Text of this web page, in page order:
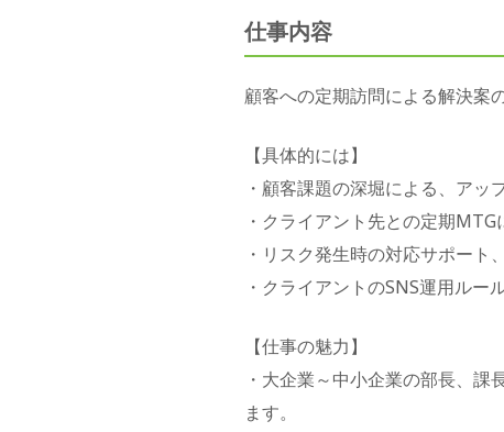
仕事内容
顧客への定期訪問による解決案
【具体的には】
・顧客課題の深堀による、アッ
・クライアント先との定期
・リスク発生時の対応サポート
・クライアントのSNS運用ルー
【仕事の魅力】
・大企業～中小企業の部長、
ます。